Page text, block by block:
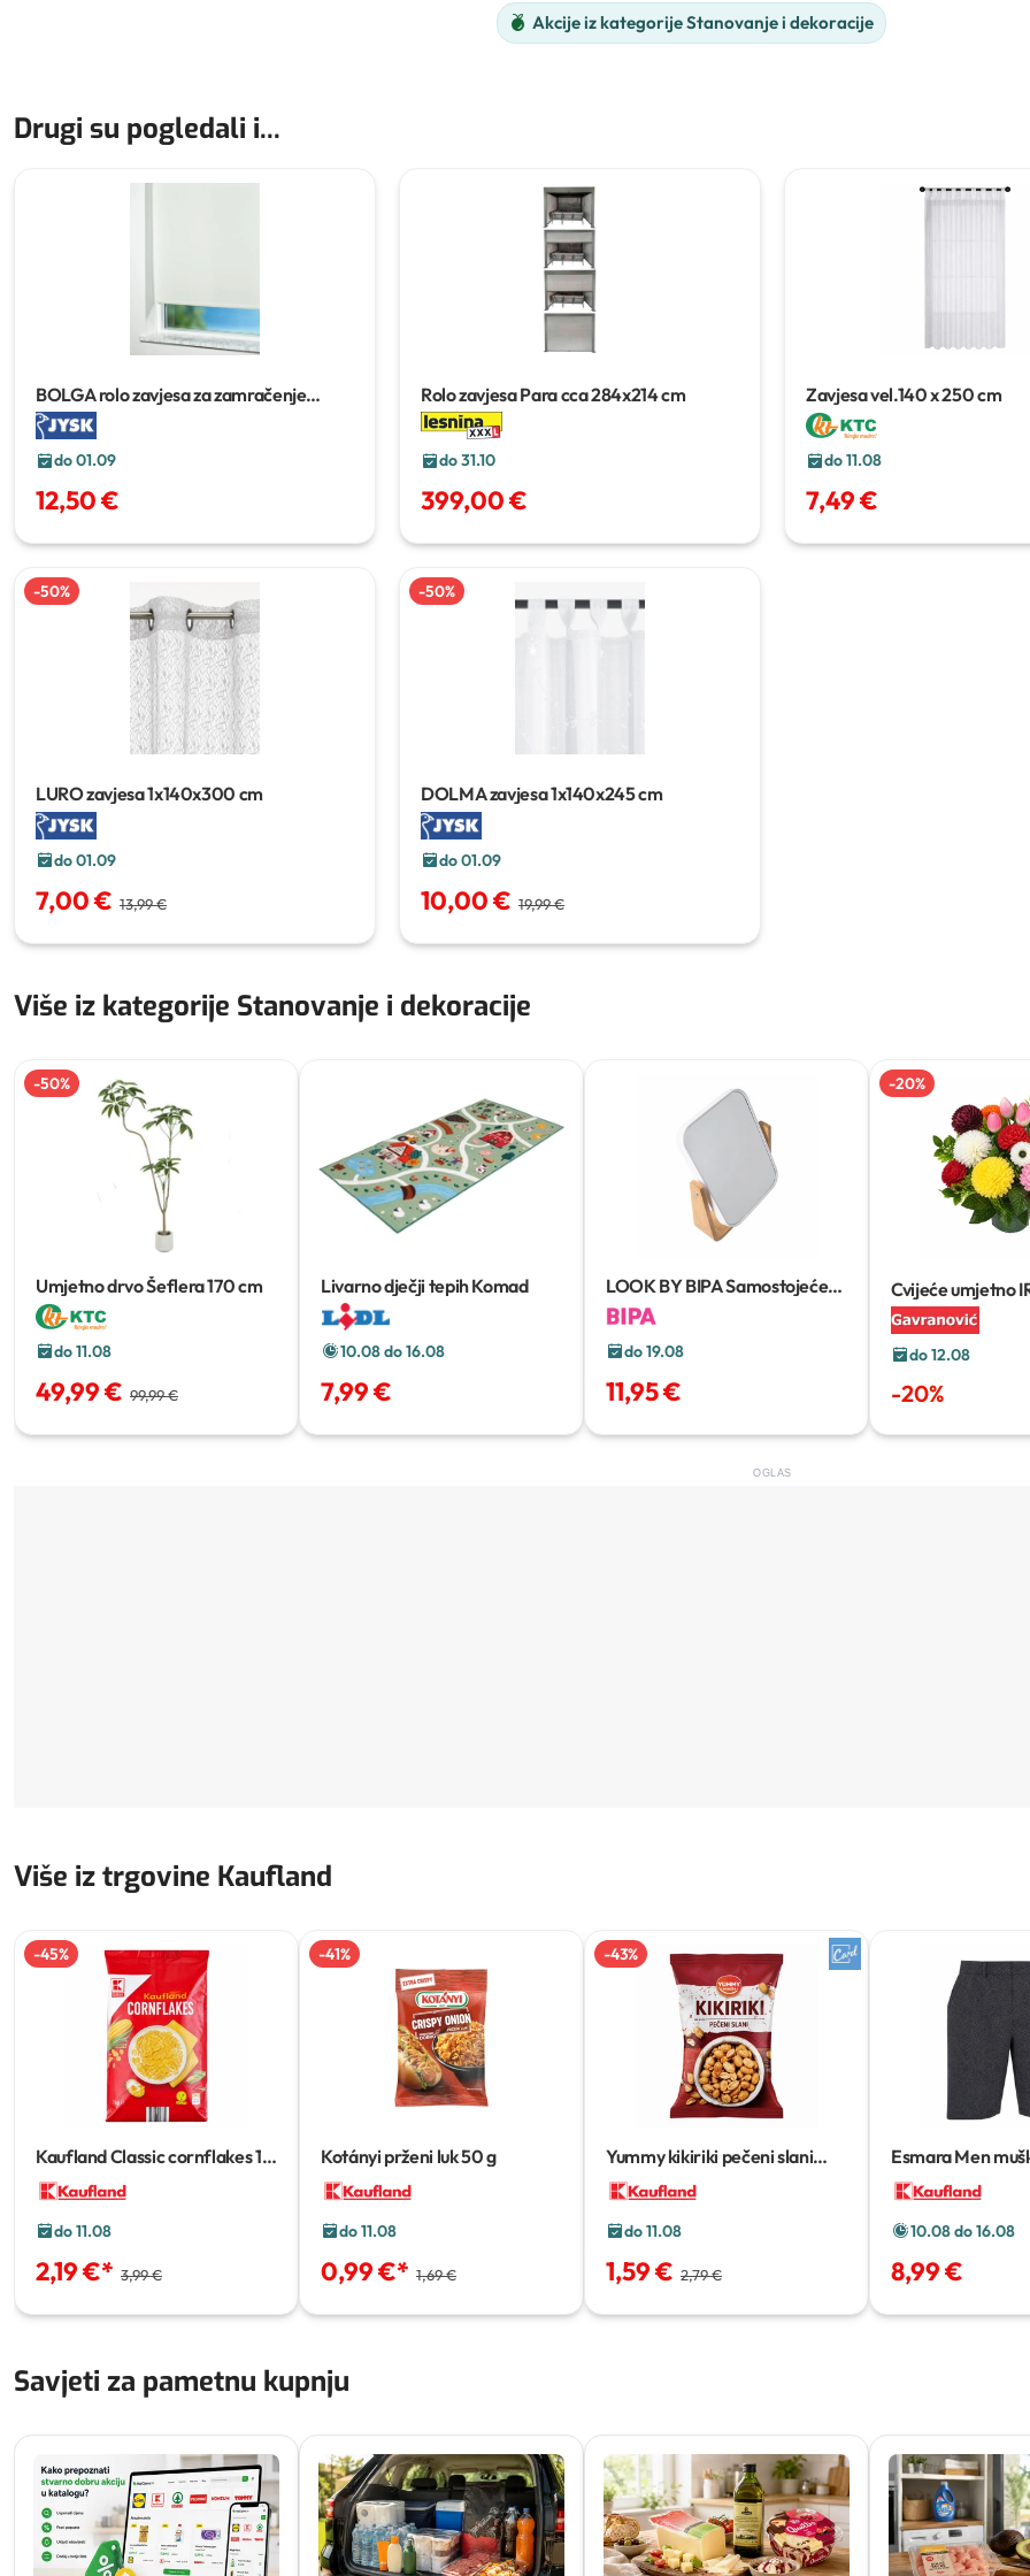
Akcije iz kategorije Stanovanje i dekoracije
Drugi su pogledali i...
BOLGA rolo zavjesa za zamračenje
60x170 cm (može se skratiti)
do 01.09
12,50 €
Rolo zavjesa Paracca 284x214 cm
do 31.10
399,00 €
Zavjesavel.140 x 250 cm
do 11.08
7,49 €
-50%
LURO zavjesa1x140x300 cm
do 01.09
7,00 € 13,99 €
-50%
DOLMA zavjesa1x140x245 cm
do 01.09
10,00 € 19,99 €
Više iz kategorije Stanovanje i dekoracije
-50%
Umjetno drvo Šeflera170 cm
do 11.08
49,99 € 99,99 €
Livarno dječji tepihKomad
10.08 do 16.08
7,99 €
LOOK BY BIPA Samostojeće
ogledalo
do 19.08
11,95 €
-20%
Cvijeće umjetno
commerce
do 12.08
-20%
OGLAS
Više iz trgovine Kaufland
-45%
Kaufland Classic cornflakes1
do 11.08
2,19 €* 3,99 €
-41%
Kotányi prženi luk50 g
do 11.08
0,99 €* 1,69 €
-43%
Yummy kikiriki pečeni slani
do 11.08
1,59 € 2,79 €
Esmara Men
10.08 do 16.08
8,99 €
Savjeti za pametnu kupnju